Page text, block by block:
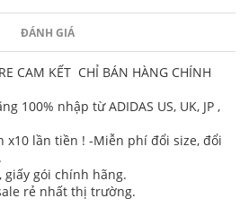
ĐÁNH GIÁ
CAM KẾT CHỈ BÁN HÀNG CHÍNH
100% nhập từ ADIDAS US, UK, JP ,
x10 lần tiền ! -Miễn phí đổi size, đổi
giấy gói chính hãng.
rẻ nhất thị trường.